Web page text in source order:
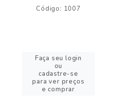
Código: 1007
Faça seu login
ou
cadastre-se
para ver preços
e comprar